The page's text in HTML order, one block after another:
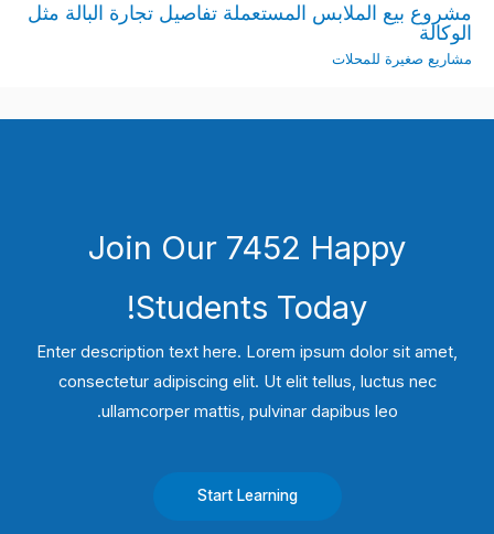
مشروع بيع الملابس المستعملة تفاصيل تجارة البالة مثل
الوكالة
مشاريع صغيرة للمحلات
Join Our 7452 Happy
Students​ Today!
Enter description text here. Lorem ipsum dolor sit amet,
consectetur adipiscing elit. Ut elit tellus, luctus nec
ullamcorper mattis, pulvinar dapibus leo.​
Start Learning